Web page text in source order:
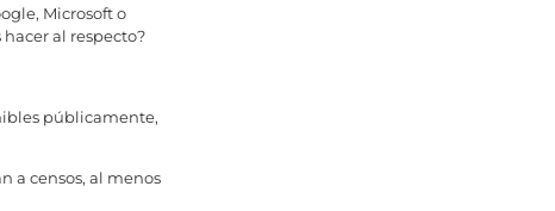
Microsoft o
al respecto?
públicamente,
a censos, al menos